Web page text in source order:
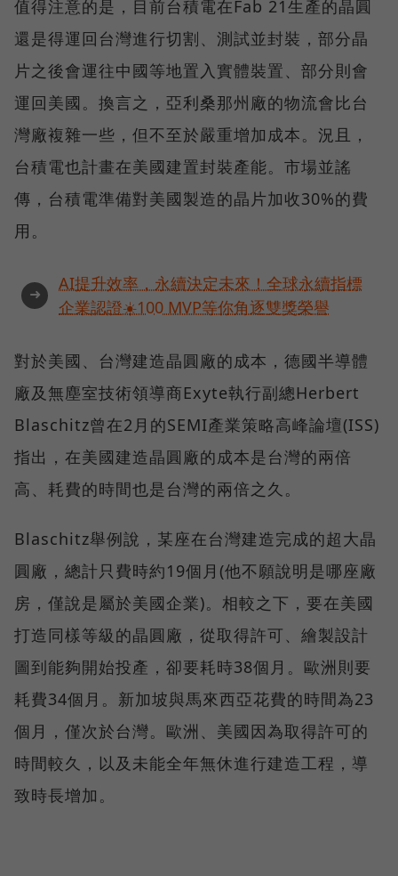
值得注意的是，目前台積電在Fab 21生產的晶圓
還是得運回台灣進行切割、測試並封裝，部分晶
片之後會運往中國等地置入實體裝置、部分則會
運回美國。換言之，亞利桑那州廠的物流會比台
灣廠複雜一些，但不至於嚴重增加成本。況且，
台積電也計畫在美國建置封裝產能。市場並謠
傳，台積電準備對美國製造的晶片加收30%的費
用。
➜
AI提升效率，永續決定未來！全球永續指標
企業認證☀️100 MVP等你角逐雙獎榮譽
對於美國、台灣建造晶圓廠的成本，德國半導體
廠及無塵室技術領導商Exyte執行副總Herbert
Blaschitz曾在2月的SEMI產業策略高峰論壇(ISS)
指出，在美國建造晶圓廠的成本是台灣的兩倍
高、耗費的時間也是台灣的兩倍之久。
Blaschitz舉例說，某座在台灣建造完成的超大晶
圓廠，總計只費時約19個月(他不願說明是哪座廠
房，僅說是屬於美國企業)。相較之下，要在美國
打造同樣等級的晶圓廠，從取得許可、繪製設計
圖到能夠開始投產，卻要耗時38個月。歐洲則要
耗費34個月。新加坡與馬來西亞花費的時間為23
個月，僅次於台灣。歐洲、美國因為取得許可的
時間較久，以及未能全年無休進行建造工程，導
致時長增加。